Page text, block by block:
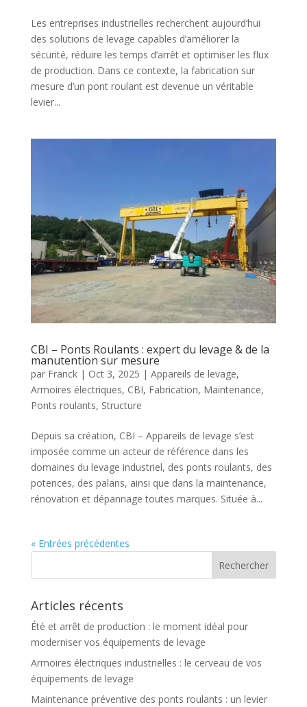
Les entreprises industrielles recherchent aujourd’hui
des solutions de levage capables d’améliorer la
sécurité, réduire les temps d’arrêt et optimiser les flux
de production. Dans ce contexte, la fabrication sur
mesure d’un pont roulant est devenue un véritable
levier...
CBI – Ponts Roulants : expert du levage & de la
manutention sur mesure
par Franck| Oct 3, 2025 | Appareils de levage,
Armoires électriques, CBI, Fabrication, Maintenance,
Ponts roulants, Structure
Depuis sa création, CBI – Appareils de levage s’est
imposée comme un acteur de référence dans les
domaines du levage industriel, des ponts roulants, des
potences, des palans, ainsi que dans la maintenance,
rénovation et dépannage toutes marques. Située à...
« Entrées précédentes
Articles récents
Été et arrêt de production : le moment idéal pour
moderniser vos équipements de levage
Armoires électriques industrielles : le cerveau de vos
équipements de levage
Maintenance préventive des ponts roulants : un levier